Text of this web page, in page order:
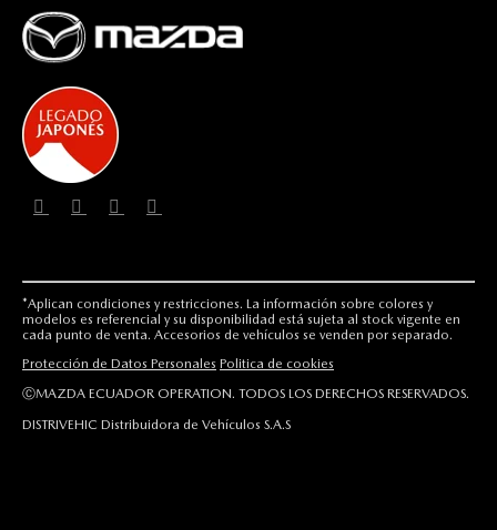
*Aplican condiciones y restricciones. La información sobre colores y
modelos es referencial y su disponibilidad está sujeta al stock vigente en
cada punto de venta. Accesorios de vehículos se venden por separado.
Protección de Datos Personales Politica de cookies
ⒸMAZDA ECUADOR OPERATION. TODOS LOS DERECHOS RESERVADOS.
DISTRIVEHIC Distribuidora de Vehículos S.A.S